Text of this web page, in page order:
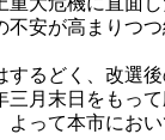
安が高まりつ
るどく、改選
月末日をもっ
って本市にお